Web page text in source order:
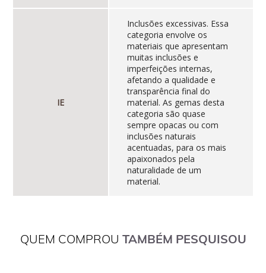
IE
Inclusões excessivas. Essa
categoria envolve os
materiais que apresentam
muitas inclusões e
imperfeições internas,
afetando a qualidade e
transparência final do
material. As gemas desta
categoria são quase
sempre opacas ou com
inclusões naturais
acentuadas, para os mais
apaixonados pela
naturalidade de um
material.
QUEM COMPROU TAMBÉM PESQUISOU